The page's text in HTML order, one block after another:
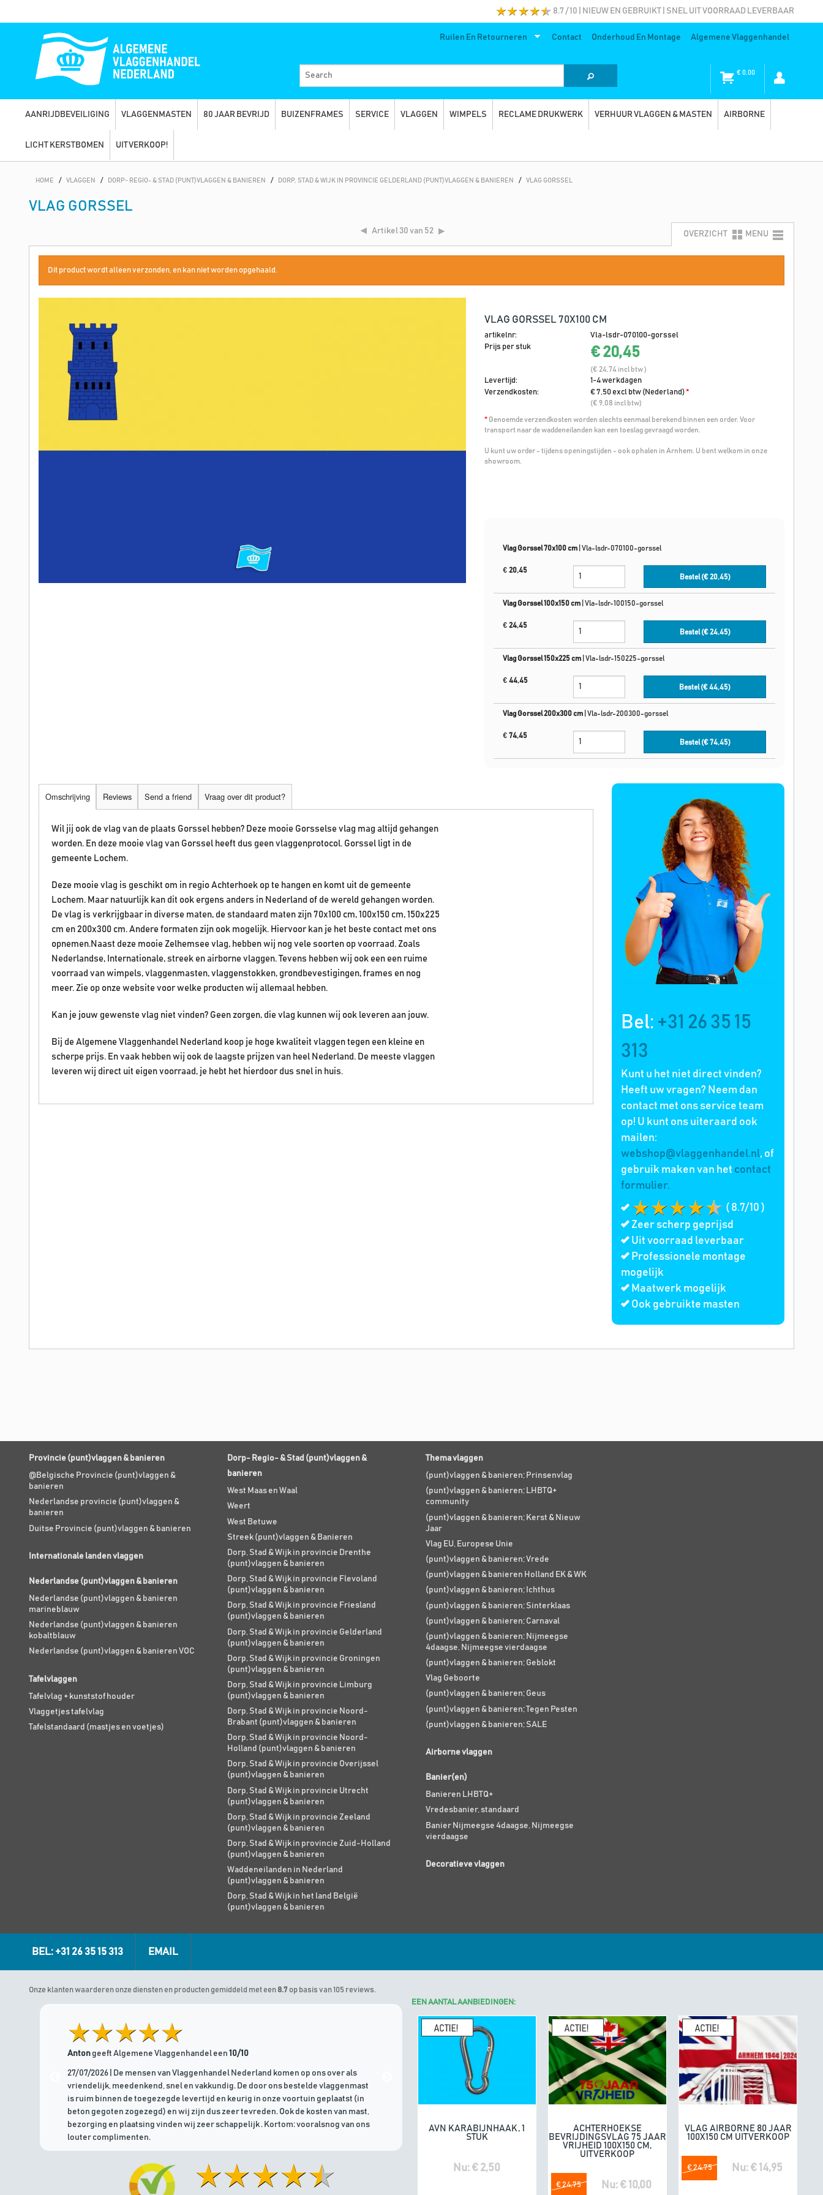
8.7 / 10 | NIEUW EN GEBRUIKT | SNEL UIT VOORRAAD LEVERBAAR
Ruilen En Retourneren Contact Onderhoud En Montage Algemene Vlaggenhandel
€0,00
AANRIJDBEVEILIGING VLAGGENMASTEN 80 JAAR BEVRIJD BUIZENFRAMES SERVICE VLAGGEN WIMPELS RECLAME DRUKWERK VERHUUR VLAGGEN & MASTEN AIRBORNE
LICHT KERSTBOMEN UITVERKOOP!
HOME / VLAGGEN / DORP- REGIO- & STAD (PUNT)VLAGGEN & BANIEREN / DORP, STAD & WIJK IN PROVINCIE GELDERLAND (PUNT)VLAGGEN & BANIEREN / VLAG GORSSEL
VLAG GORSSEL
Artikel30 van 52 OVERZICHT MENU
Dit product wordt alleen verzonden, en kan niet worden opgehaald.
VLAG GORSSEL 70X100 CM
artikelnr:
Vla-lsdr-070100-gorssel
Prijs per stuk
€ 20,45
(€ 24,74 incl btw )
Levertijd:
1-4 werkdagen
Verzendkosten:
€ 7,50 excl btw (Nederland)*
(€ 9,08 incl btw)
* Genoemde verzendkosten worden slechts eenmaal berekend binnen een order. Voor
transport naar de waddeneilanden kan een toeslag gevraagd worden.
U kunt uw order - tijdens openingstijden - ook ophalen in Arnhem. U bent welkom in onze
showroom.
Vlag Gorssel 70x100 cm Vla-lsdr-070100-gorssel
€ 20,45
Bestel (€20,45)
Vlag Gorssel 100x150 cm Vla-lsdr-100150-gorssel
€ 24,45
Bestel (€24,45)
Vlag Gorssel 150x225 cm Vla-lsdr-150225-gorssel
€ 44,45
Bestel (€44,45)
Vlag Gorssel 200x300 cm Vla-lsdr-200300-gorssel
€ 74,45
Bestel (€74,45)
Bel: +31 26 35 15
313
Kunt u het niet direct vinden?
Heeft uw vragen? Neem dan
contact met ons service team
op! U kunt ons uiteraard ook
mailen:
webshop@vlaggenhandel.nl, of
gebruik maken van het contact
formulier.
( 8.7/10 )
Zeer scherp geprijsd
Uit voorraad leverbaar
Professionele montage
mogelijk
Maatwerk mogelijk
Ook gebruikte masten
Omschrijving Reviews Send a friend Vraag over dit product?
Wil jij ook de vlag van de plaats Gorssel hebben? Deze mooie Gorsselse vlag mag altijd gehangen
worden. En deze mooie vlag van Gorssel heeft dus geen vlaggenprotocol. Gorssel ligt in de
gemeente Lochem.
Deze mooie vlag is geschikt om in regio Achterhoek op te hangen en komt uit de gemeente
Lochem. Maar natuurlijk kan dit ook ergens anders in Nederland of de wereld gehangen worden.
De vlag is verkrijgbaar in diverse maten, de standaard maten zijn 70x100 cm, 100x150 cm, 150x225
cm en 200x300 cm. Andere formaten zijn ook mogelijk. Hiervoor kan je het beste contact met ons
opnemen.Naast deze mooie Zelhemsee vlag, hebben wij nog vele soorten op voorraad. Zoals
Nederlandse, Internationale, streek en airborne vlaggen. Tevens hebben wij ook een een ruime
voorraad van wimpels, vlaggenmasten, vlaggenstokken, grondbevestigingen, frames en nog
meer. Zie op onze website voor welke producten wij allemaal hebben.
Kan je jouw gewenste vlag niet vinden? Geen zorgen, die vlag kunnen wij ook leveren aan jouw.
Bij de Algemene Vlaggenhandel Nederland koop je hoge kwaliteit vlaggen tegen een kleine en
scherpe prijs. En vaak hebben wij ook de laagste prijzen van heel Nederland. De meeste vlaggen
leveren wij direct uit eigen voorraad, je hebt het hierdoor dus snel in huis.
Provincie (punt)vlaggen & banieren
@Belgische Provincie (punt)vlaggen &
banieren
Nederlandse provincie (punt)vlaggen &
banieren
Duitse Provincie (punt)vlaggen & banieren
Internationale landen vlaggen
Nederlandse (punt)vlaggen & banieren
Nederlandse (punt)vlaggen & banieren
marineblauw
Nederlandse (punt)vlaggen & banieren
kobaltblauw
Nederlandse (punt)vlaggen & banieren VOC
Tafelvlaggen
Tafelvlag + kunststof houder
Vlaggetjes tafelvlag
Tafelstandaard (mastjes en voetjes)
Dorp- Regio- & Stad (punt)vlaggen &
banieren
West Maas en Waal
Weert
West Betuwe
Streek (punt)vlaggen & Banieren
Dorp, Stad & Wijk in provincie Drenthe
(punt)vlaggen & banieren
Dorp, Stad & Wijk in provincie Flevoland
(punt)vlaggen & banieren
Dorp, Stad & Wijk in provincie Friesland
(punt)vlaggen & banieren
Dorp, Stad & Wijk in provincie Gelderland
(punt)vlaggen & banieren
Dorp, Stad & Wijk in provincie Groningen
(punt)vlaggen & banieren
Dorp, Stad & Wijk in provincie Limburg
(punt)vlaggen & banieren
Dorp, Stad & Wijk in provincie Noord-
Brabant (punt)vlaggen & banieren
Dorp, Stad & Wijk in provincie Noord-
Holland (punt)vlaggen & banieren
Dorp, Stad & Wijk in provincie Overijssel
(punt)vlaggen & banieren
Dorp, Stad & Wijk in provincie Utrecht
(punt)vlaggen & banieren
Dorp, Stad & Wijk in provincie Zeeland
(punt)vlaggen & banieren
Dorp, Stad & Wijk in provincie Zuid-Holland
(punt)vlaggen & banieren
Waddeneilanden in Nederland
(punt)vlaggen & banieren
Dorp, Stad & Wijk in het land België
(punt)vlaggen & banieren
Thema vlaggen
(punt)vlaggen & banieren; Prinsenvlag
(punt)vlaggen & banieren; LHBTQ+
community
(punt)vlaggen & banieren; Kerst & Nieuw
Jaar
Vlag EU, Europese Unie
(punt)vlaggen & banieren; Vrede
(punt)vlaggen & banieren Holland EK & WK
(punt)vlaggen & banieren; Ichthus
(punt)vlaggen & banieren; Sinterklaas
(punt)vlaggen & banieren; Carnaval
(punt)vlaggen & banieren; Nijmeegse
4daagse, Nijmeegse vierdaagse
(punt)vlaggen & banieren; Geblokt
Vlag Geboorte
(punt)vlaggen & banieren; Geus
(punt)vlaggen & banieren; Tegen Pesten
(punt)vlaggen & banieren; SALE
Airborne vlaggen
Banier(en)
Banieren LHBTQ+
Vredesbanier, standaard
Banier Nijmeegse 4daagse, Nijmeegse
vierdaagse
Decoratieve vlaggen
BEL: +31 26 35 15 313 EMAIL
Onze klanten waarderen onze diensten en producten gemiddeld met een 8.7 op basis van 105 reviews.
Antongeeft Algemene Vlaggenhandel een 10/10
27/07/2026 | De mensen van Vlaggenhandel Nederland komen op ons over als
vriendelijk, meedenkend, snel en vakkundig. De door ons bestelde vlaggenmast
is ruim binnen de toegezegde levertijd en keurig in onze voortuin geplaatst (in
beton gegoten zogezegd) en wij zijn dus zeer tevreden. Ook de kosten van mast,
bezorging en plaatsing vinden wij zeer schappelijk . Kortom: vooralsnog van ons
louter complimenten.
Marinusgeeft Algemene Vlaggenhandel een10/10
21/07/2026 | Goede communicatie. Fijne producten.
K
EEN AANTAL AANBIEDINGEN:
In winkelwagen
AVN KARABIJNHAAK, 1
STUK
Nu: € 2,50
In winkelwagen
ACHTERHOEKSE
BEVRIJDINGSVLAG 75 JAAR
VRIJHEID 100X150 CM,
UITVERKOOP
€ 24,75 Nu: € 10,00
In winkelwagen
VLAG AIRBORNE 80 JAAR
100X150 CM UITVERKOOP
€ 24,75 Nu: € 14,95